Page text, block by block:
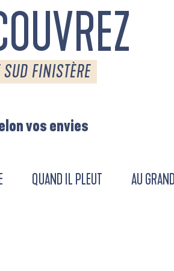
SUD FINISTÈRE
vos envies
QUAND IL PLEUT AU